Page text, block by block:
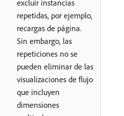
excluir instancias
repetidas, por ejemplo,
recargas de página.
Sin embargo, las
repeticiones no se
pueden eliminar de las
visualizaciones de flujo
que incluyen
dimensiones